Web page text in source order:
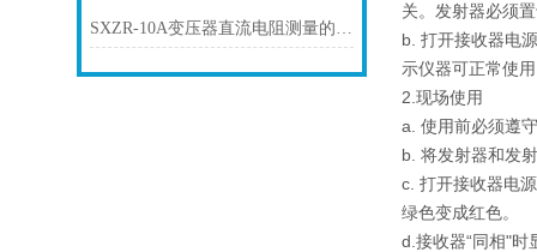
SXZR-10A变压器直流电阻测量的方法
关。发射器必须
b. 打开接收器电
示仪器可正常使
2.现场使用
a. 使用前必须遵
b. 将发射器和发
c. 打开接收器电
绿色变成红色。
d.接收器“同相"时